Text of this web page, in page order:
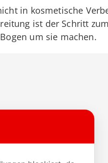
in kosmetische
ist der Schritt
um sie machen.